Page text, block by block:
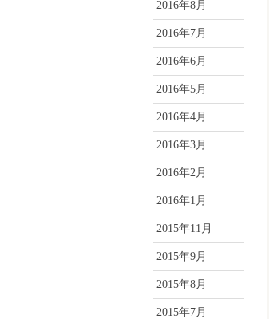
2016年8月
2016年7月
2016年6月
2016年5月
2016年4月
2016年3月
2016年2月
2016年1月
2015年11月
2015年9月
2015年8月
2015年7月